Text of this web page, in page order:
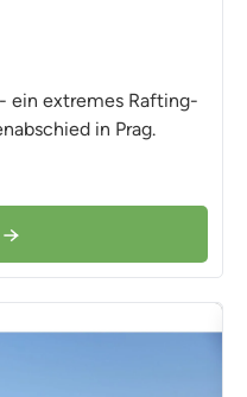
ein extremes Rafting-
in Prag.
→